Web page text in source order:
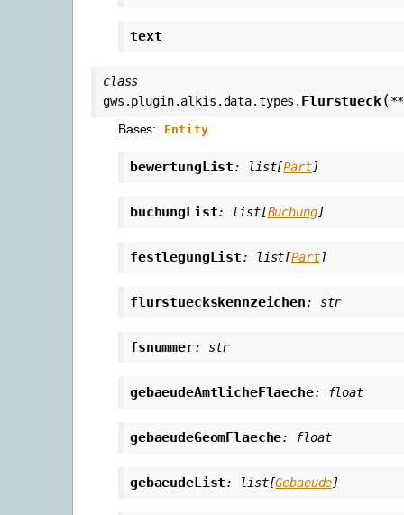
text
class
gws.plugin.alkis.data.types. Flurstueck(**
Bases:
Entity
bewertungList: list[Part]
buchungList: list[Buchung]
festlegungList: list[Part]
flurstueckskennzeichen: str
fsnummer: str
gebaeudeAmtlicheFlaeche: float
gebaeudeGeomFlaeche: float
gebaeudeList: list[Gebaeude]